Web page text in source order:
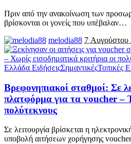
Πριν από την ανακοίνωση των
βρίσκονται οι γονείς που υπέβαλαν…
melodia88 7 Αυγούστου
Ελλάδα ΕιδήσειςΣημαντικέςΤοπικές
Βρεφονηπιακοί σταθμοί: Σε
πλατφόρμα για τα voucher –
πολύτεκνους
Σε λειτουργία βρίσκεται η
υποβολή αιτήσεων χορήγησης